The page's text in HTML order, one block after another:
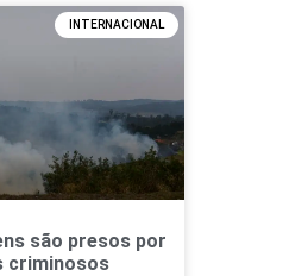
INTERNACIONAL
são presos por
criminosos